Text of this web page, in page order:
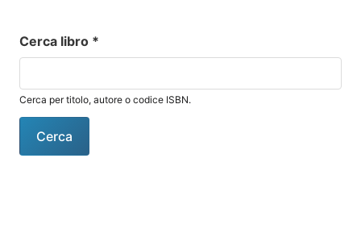
Cerca libro *
Cerca per titolo, autore o codice ISBN.